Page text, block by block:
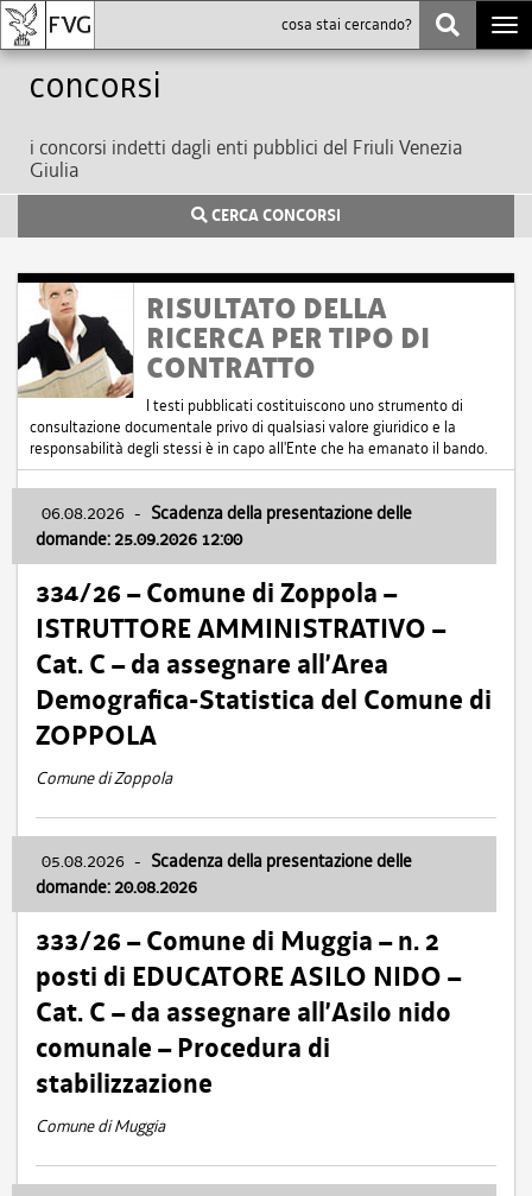
Concorsi
i concorsi indetti dagli enti pubblici del Friuli Venezia
Giulia
CERCA CONCORSI
RISULTATO DELLA
RICERCA PER TIPO DI
CONTRATTO
I testi pubblicati costituiscono uno strumento di
consultazione documentale privo di qualsiasi valore giuridico e la
responsabilità degli stessi è in capo all'Ente che ha emanato il bando.
06.08.2026 - Scadenza della presentazione delle
domande: 25.09.2026 12:00
334/26 – Comune di Zoppola –
ISTRUTTORE AMMINISTRATIVO –
Cat. C – da assegnare all’Area
Demografica-Statistica del Comune di
ZOPPOLA
Comune di Zoppola
05.08.2026 - Scadenza della presentazione delle
domande: 20.08.2026
333/26 – Comune di Muggia – n. 2
posti di EDUCATORE ASILO NIDO –
Cat. C – da assegnare all’Asilo nido
comunale – Procedura di
stabilizzazione
Comune di Muggia